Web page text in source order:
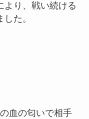
より、戦い続ける
た。
血の匂いで相手